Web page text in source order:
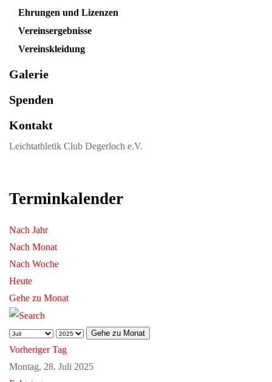
Ehrungen und Lizenzen
Vereinsergebnisse
Vereinskleidung
Galerie
Spenden
Kontakt
Leichtathletik Club Degerloch e.V.
Terminkalender
Nach Jahr
Nach Monat
Nach Woche
Heute
Gehe zu Monat
Gehe zu Monat
Vorheriger Tag
Montag, 28. Juli 2025